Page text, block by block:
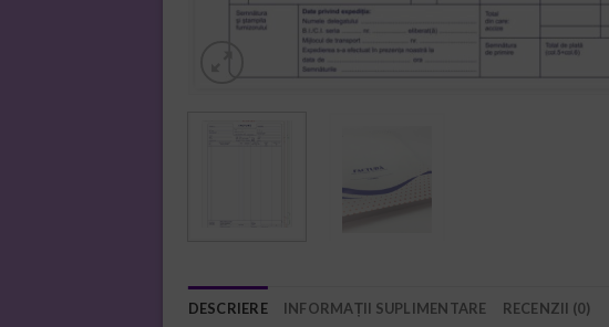
DESCRIERE INFORMAȚII SUPLIMENTARE RECENZII (0)